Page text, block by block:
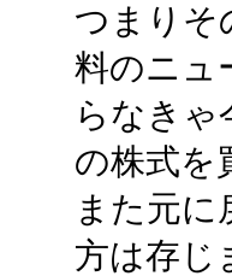
つまりそ
料のニュ
らなき
の株式を
また元
方は存じ